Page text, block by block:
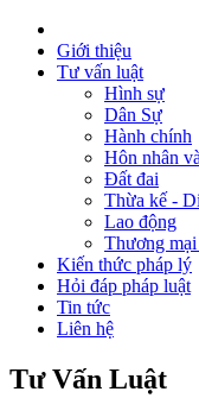
Giới thiệu
Tư vấn luật
Hình sự
Dân Sự
Hành chính
Hôn nhân
Đất đai
Thừa kế -
Lao động
Thương
Kiến thức pháp lý
Hỏi đáp pháp luật
Tin tức
Liên hệ
Tư Vấn Luật